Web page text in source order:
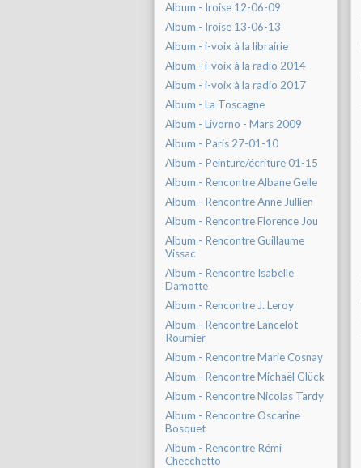
Album - Iroise 12-06-09
Album - Iroise 13-06-13
Album - i-voix à la librairie
Album - i-voix à la radio 2014
Album - i-voix à la radio 2017
Album - La Toscagne
Album - Livorno - Mars 2009
Album - Paris 27-01-10
Album - Peinture/écriture 01-15
Album - Rencontre Albane Gelle
Album - Rencontre Anne Jullien
Album - Rencontre Florence Jou
Album - Rencontre Guillaume
Vissac
Album - Rencontre Isabelle
Damotte
Album - Rencontre J. Leroy
Album - Rencontre Lancelot
Roumier
Album - Rencontre Marie Cosnay
Album - Rencontre Michaël Glück
Album - Rencontre Nicolas Tardy
Album - Rencontre Oscarine
Bosquet
Album - Rencontre Rémi
Checchetto